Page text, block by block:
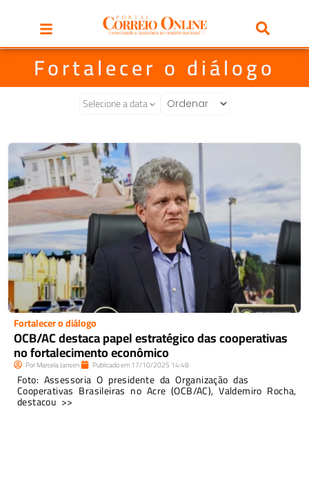
Fortalecer o diálogo
Selecione a data
Fortalecer o diálogo
OCB/AC destaca papel estratégico das cooperativas
no fortalecimento econômico
PorMarcela Jansen Publicado em17/10/2025 14:48
Foto: Assessoria O presidente da Organização das
Cooperativas Brasileiras no Acre (OCB/AC), Valdemiro Rocha,
destacou >>